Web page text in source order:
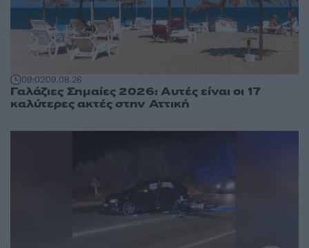
09:0209.08.26
Γαλάζιες Σημαίες 2026: Αυτές είναι οι 17
καλύτερες ακτές στην Αττική